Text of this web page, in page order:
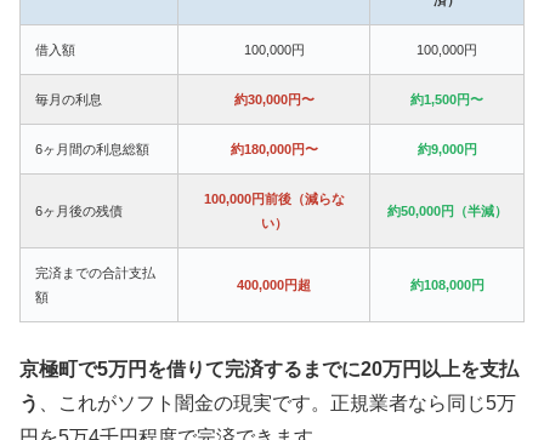
借入額 100,000円 100,000円
毎月の利息 約30,000円〜 約1,500円〜
6ヶ月間の利息総額 約180,000円〜 約9,000円
6ヶ月後の残債
100,000円前後（減らな
い）
約50,000円（半減）
完済までの合計支払
額
400,000円超 約108,000円
京極町で5万円を借りて完済するまでに20万円以上を支払
う
、これがソフト闇金の現実です。正規業者なら同じ5万